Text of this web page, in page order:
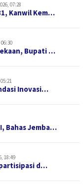
07:28
Kanwil Kem…
Bupati …
Inovasi…
Bahas Jemba…
18:49
d…